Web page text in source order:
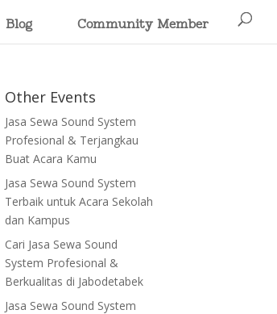
Blog Community Member
Other Events
Jasa Sewa Sound System
Profesional & Terjangkau
Buat Acara Kamu
Jasa Sewa Sound System
Terbaik untuk Acara Sekolah
dan Kampus
Cari Jasa Sewa Sound
System Profesional &
Berkualitas di Jabodetabek
Jasa Sewa Sound System